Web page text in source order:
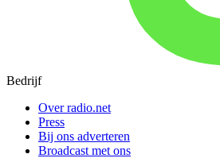
Bedrijf
Over radio.net
Press
Bij ons adverteren
Broadcast met ons